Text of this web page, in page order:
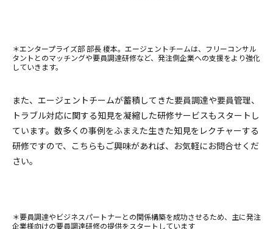
＊エンタープライズ部 部長 榎本。エージェントチームは、フリーコンサル
タントとのマッチングや要員調達研修など、発注側企業への支援をより強化
していきます。
また、エージェントチームが蓄積してきた要員調達や要員管理、
トラブル対応に関する知見を凝縮した研修サービスもスタートし
ています。数多くの事例をふまえた生きた知見をレクチャーする
研修ですので、こちらもご興味があれば、お気軽にお問合せくだ
さい。
＊要員調達やビジネスパートナーとの関係構築を成功させるため、主に発注
企業様向けの要員調達研修の提供をスタートしています